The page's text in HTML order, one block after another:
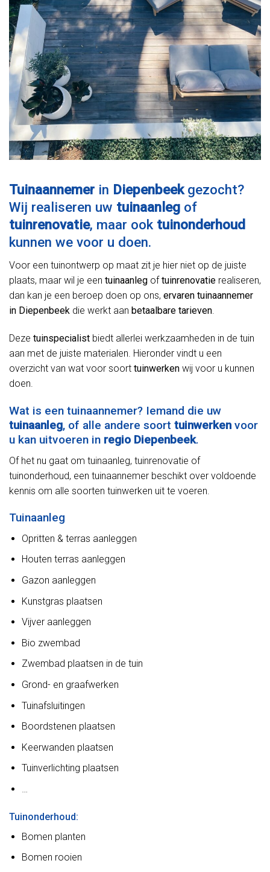
Tuinaannemer in Diepenbeekgezocht?
Wij realiseren uw tuinaanleg of
tuinrenovatie, maar ook tuinonderhoud
kunnen we voor u doen.
Voor een tuinontwerp op maat zit je hier niet op de juiste
plaats, maar wil je een tuinaanleg of tuinrenovatie realiseren,
dan kan je een beroep doen op ons, ervaren tuinaannemer
in Diepenbeek die werkt aan betaalbare tarieven.
Deze tuinspecialist biedt allerlei werkzaamheden in de tuin
aan met de juiste materialen. Hieronder vindt u een
overzicht van wat voor soort tuinwerken wij voor u kunnen
doen.
Wat is een tuinaannemer? Iemand die uw
tuinaanleg, of alle andere soort tuinwerken voor
u kan uitvoeren in regio Diepenbeek.
Of het nu gaat om tuinaanleg, tuinrenovatie of
tuinonderhoud, een tuinaannemer beschikt over voldoende
kennis om alle soorten tuinwerken uit te voeren.
Tuinaanleg
Opritten & terras aanleggen
Houten terras aanleggen
Gazon aanleggen
Kunstgras plaatsen
Vijver aanleggen
Bio zwembad
Zwembad plaatsen in de tuin
Grond- en graafwerken
Tuinafsluitingen
Boordstenen plaatsen
Keerwanden plaatsen
Tuinverlichting plaatsen
…
Tuinonderhoud:
Bomen planten
Bomen rooien